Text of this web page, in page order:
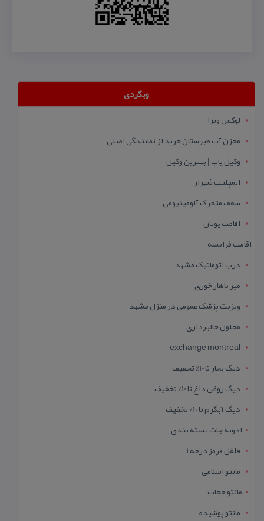
وبگردی
لوکس ویزا
مخزن آب طبرستان خرید از نمایندگی اصلی
وکیل یاب | بهترین وکیل
ایمپلنت شیراز
سقف متحرک آلومینیومی
اقامت یونان
اقامت فرانسه
درب اتوماتیک مشهد
میز ناهار خوری
ویزیت پزشک عمومی در منزل مشهد
محلول خالبرداری
exchange montreal
دیگ بخار تا 10% تخفیف
دیگ روغن داغ تا 10% تخفیف
دیگ آبگرم تا 10% تخفیف
ادویه جات بسته بندی
فلفل قرمز درجه 1
مانتو اسلامی
مانتو حجاب
مانتو پوشیده